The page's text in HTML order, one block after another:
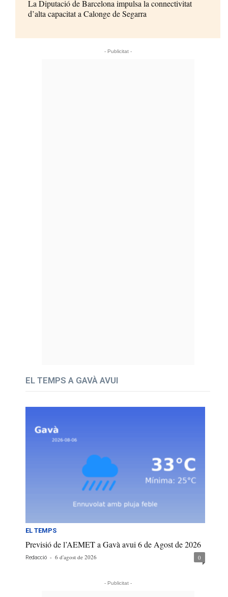
La Diputació de Barcelona impulsa la connectivitat
d’alta capacitat a Calonge de Segarra
- Publicitat -
EL TEMPS A GAVÀ AVUI
EL TEMPS
Previsió de l’AEMET a Gavà avui 6 de Agost de 2026
Redacció - 6 d'agost de 2026 0
- Publicitat -